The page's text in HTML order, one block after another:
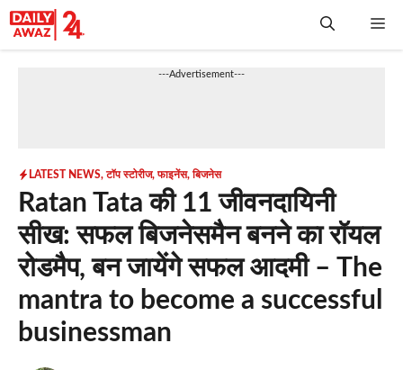
Skip
to
---Advertisement---
LATEST NEWS,टॉप स्टोरीज,फाइनेंस,बिजनेस
Ratan Tata की 11 जीवनदायिनी
सीख: सफल बिजनेसमैन बनने का रॉयल
रोडमैप, बन जायेंगे सफल आदमी – The
mantra to become a successful
businessman